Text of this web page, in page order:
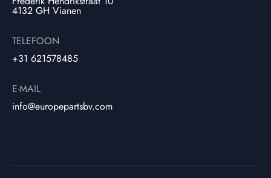
4132 GH Vianen
TELEFOON
+31 621578485
E-MAIL
info@europepartsbv.com